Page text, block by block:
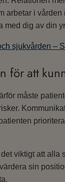
arbetar i
med dig av din
sjukvården –
för att
måste
viktigt att
sin